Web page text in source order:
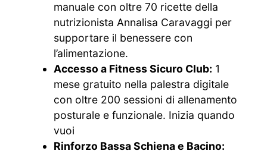
manuale con oltre 70 ricette della
nutrizionista Annalisa Caravaggi per
supportare il benessere con
l’alimentazione.
Accesso a Fitness Sicuro Club: 1
mese gratuito nella palestra digitale
con oltre 200 sessioni di allenamento
posturale e funzionale. Inizia quando
vuoi
Rinforzo Bassa Schiena e Bacino: